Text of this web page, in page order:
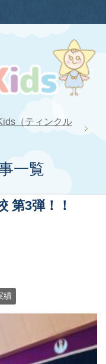
（ティンクル
一覧
第3弾！！
績